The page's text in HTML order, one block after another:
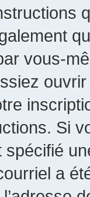
vous-
Si
spécifié
a